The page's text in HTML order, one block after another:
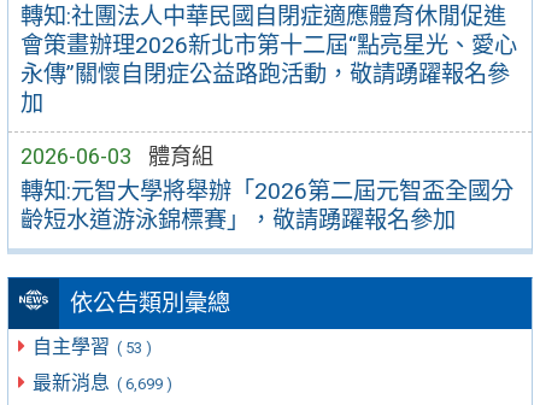
轉知:社團法人中華民國自閉症適應體育休閒促進
會策畫辦理2026新北市第十二屆“點亮星光、愛心
永傳”關懷自閉症公益路跑活動，敬請踴躍報名參
加
2026-06-03 體育組
轉知:元智大學將舉辦「2026第二屆元智盃全國分
齡短水道游泳錦標賽」，敬請踴躍報名參加
依公告類別彙總
自主學習 ( 53 )
最新消息 ( 6,699 )